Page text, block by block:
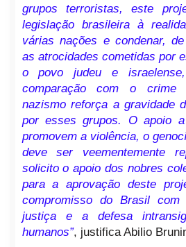
grupos terroristas, este
legislação brasileira à
várias nações e condenar,
as atrocidades cometidas por
o povo judeu e
comparação com o crime
nazismo reforça a gravidade
por esses grupos. O apoio
promovem a violência, o
deve ser veementemente
solicito o apoio dos nobres
para a aprovação deste
compromisso do Brasil
justiça e a defesa
humanos”, justifica Abilio